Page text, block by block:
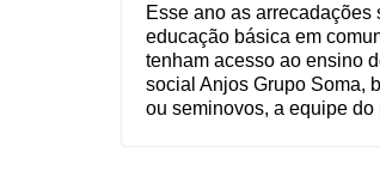
Esse ano as
educação básica em
tenham acesso ao ensino
social Anjos Grupo Soma,
ou seminovos, a equipe